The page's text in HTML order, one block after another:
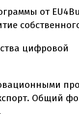
от
цифровой
Общий